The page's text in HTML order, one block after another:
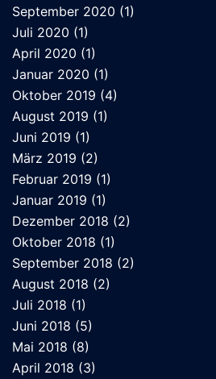
September 2020 (1)
Juli 2020 (1)
April 2020 (1)
Januar 2020 (1)
Oktober 2019 (4)
August 2019 (1)
Juni 2019 (1)
März 2019 (2)
Februar 2019 (1)
Januar 2019 (1)
Dezember 2018 (2)
Oktober 2018 (1)
September 2018 (2)
August 2018 (2)
Juli 2018 (1)
Juni 2018 (5)
Mai 2018 (8)
April 2018 (3)